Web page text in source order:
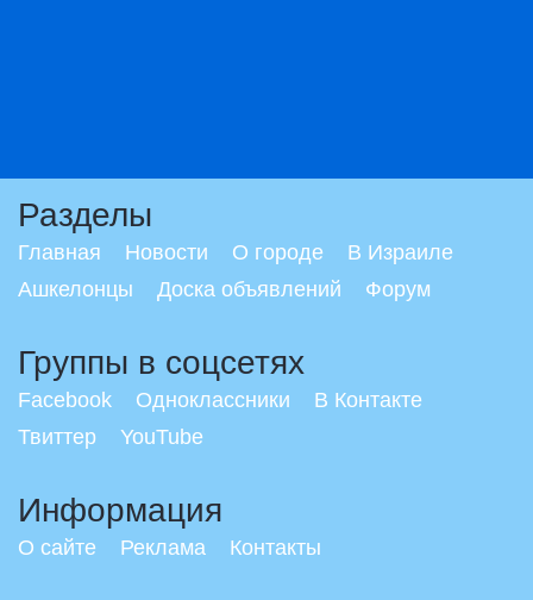
Разделы
Главная Новости О городе
В Израиле
Ашкелонцы
Доска объявлений Форум
Группы в соцсетях
Facebook Одноклассники
В Контакте
Твиттер
YouTube
Информация
О сайте Реклама Контакты